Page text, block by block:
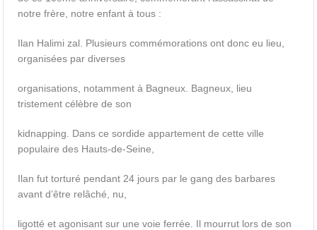
notre frère, notre enfant à tous :
Ilan Halimi zal. Plusieurs commémorations ont donc eu lieu,
organisées par diverses
organisations, notamment à Bagneux. Bagneux, lieu
tristement célèbre de son
kidnapping. Dans ce sordide appartement de cette ville
populaire des Hauts-de-Seine,
Ilan fut torturé pendant 24 jours par le gang des barbares
avant d’être relâché, nu,
ligotté et agonisant sur une voie ferrée. Il mourrut lors de son